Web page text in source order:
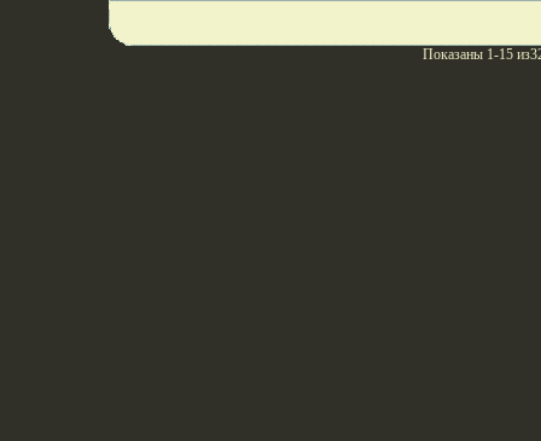
Показаны 1-15